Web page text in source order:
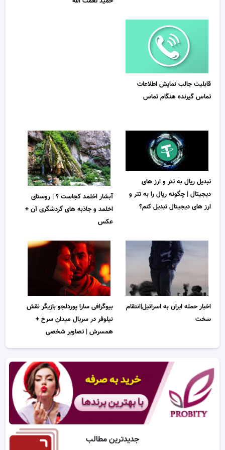
قابلیت جالب نمایش اطلاعات
تماس گیرنده هنگام تماس
تبدیل ریال به تتر و ارز های
دیجیتال | چگونه ریال را به تتر و
ارز های دیجیتال تبدیل کنم؟
آبشار اخلمد کجاست ؟ | روستای
اخلمد و جاذبه های گردشگری آن +
عکس
اخبار حمله ایران به اسرائیل|انتقام
سخت
بیوگرافی سارا پوردلجو بازیگر نقش
نیلوفر در سریال میدان سرخ +
همسرش | تصاویر شخصی
جدیدترین مطالب